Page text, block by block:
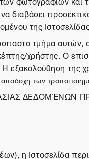
διαβάσει
της
τμήμα
χρήστης. Ο
Η εξακολούθηση της
αποδοχή των
η Ιστοσελίδα